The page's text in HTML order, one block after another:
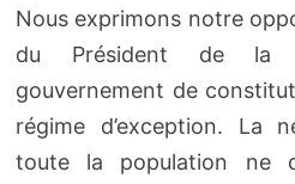
Nous exprimons notre
du Président de la
gouvernement de
régime d’exception. La
toute la population ne